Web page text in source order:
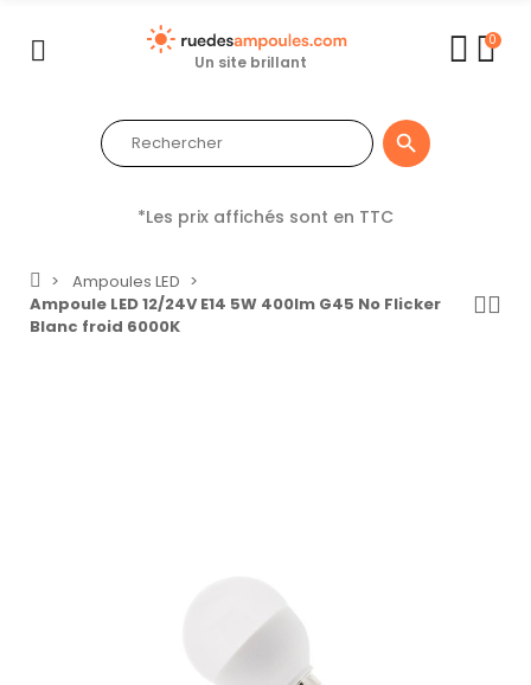
Un site brillant
0

*Les prix affichés sont en TTC
Ampoules LED
Ampoule LED 12/24V E14 5W 400lm G45 No Flicker
Blanc froid 6000K